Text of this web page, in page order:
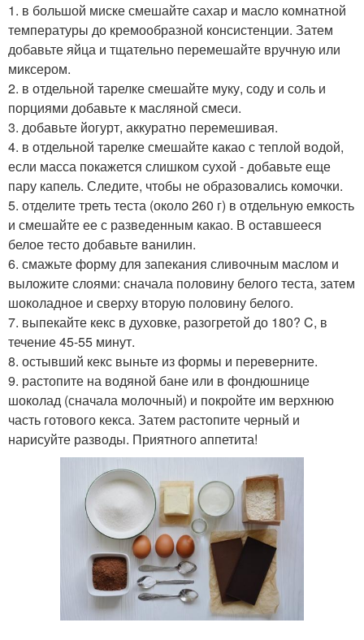
1. в большой миске смешайте сахар и масло комнатной
температуры до кремообразной консистенции. Затем
добавьте яйца и тщательно перемешайте вручную или
миксером.
2. в отдельной тарелке смешайте муку, соду и соль и
порциями добавьте к масляной смеси.
3. добавьте йогурт, аккуратно перемешивая.
4. в отдельной тарелке смешайте какао с теплой водой,
если масса покажется слишком сухой - добавьте еще
пару капель. Следите, чтобы не образовались комочки.
5. отделите треть теста (около 260 г) в отдельную емкость
и смешайте ее с разведенным какао. В оставшееся
белое тесто добавьте ванилин.
6. смажьте форму для запекания сливочным маслом и
выложите слоями: сначала половину белого теста, затем
шоколадное и сверху вторую половину белого.
7. выпекайте кекс в духовке, разогретой до 180? C, в
течение 45-55 минут.
8. остывший кекс выньте из формы и переверните.
9. растопите на водяной бане или в фондюшнице
шоколад (сначала молочный) и покройте им верхнюю
часть готового кекса. Затем растопите черный и
нарисуйте разводы. Приятного аппетита!